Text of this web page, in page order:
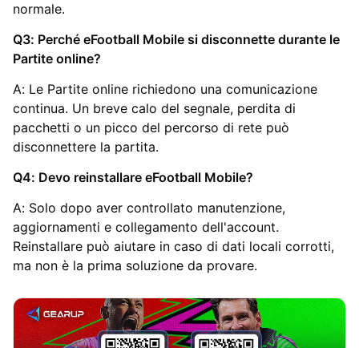
normale.
Q3: Perché eFootball Mobile si disconnette durante le
Partite online?
A: Le Partite online richiedono una comunicazione
continua. Un breve calo del segnale, perdita di
pacchetti o un picco del percorso di rete può
disconnettere la partita.
Q4: Devo reinstallare eFootball Mobile?
A: Solo dopo aver controllato manutenzione,
aggiornamenti e collegamento dell'account.
Reinstallare può aiutare in caso di dati locali corrotti,
ma non è la prima soluzione da provare.